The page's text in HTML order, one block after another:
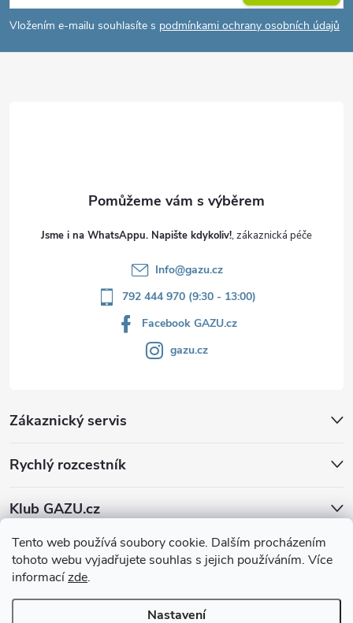
Tento web používá soubory cookie. Dalším procházením
tohoto webu vyjadřujete souhlas s jejich používáním. Více
informacízde.
Nastavení
p
a
Vložením e-mailu souhlasíte s podmínkami ochrany osobních údajů
Jsme i na WhatsAppu. Napište kdykoliv!
Info@gazu.cz
792 444 970 (9:30 - 13:00)
Facebook GAZU.cz
gazu.cz
Zákaznický servis
Rychlý rozcestník
Klub GAZU.cz